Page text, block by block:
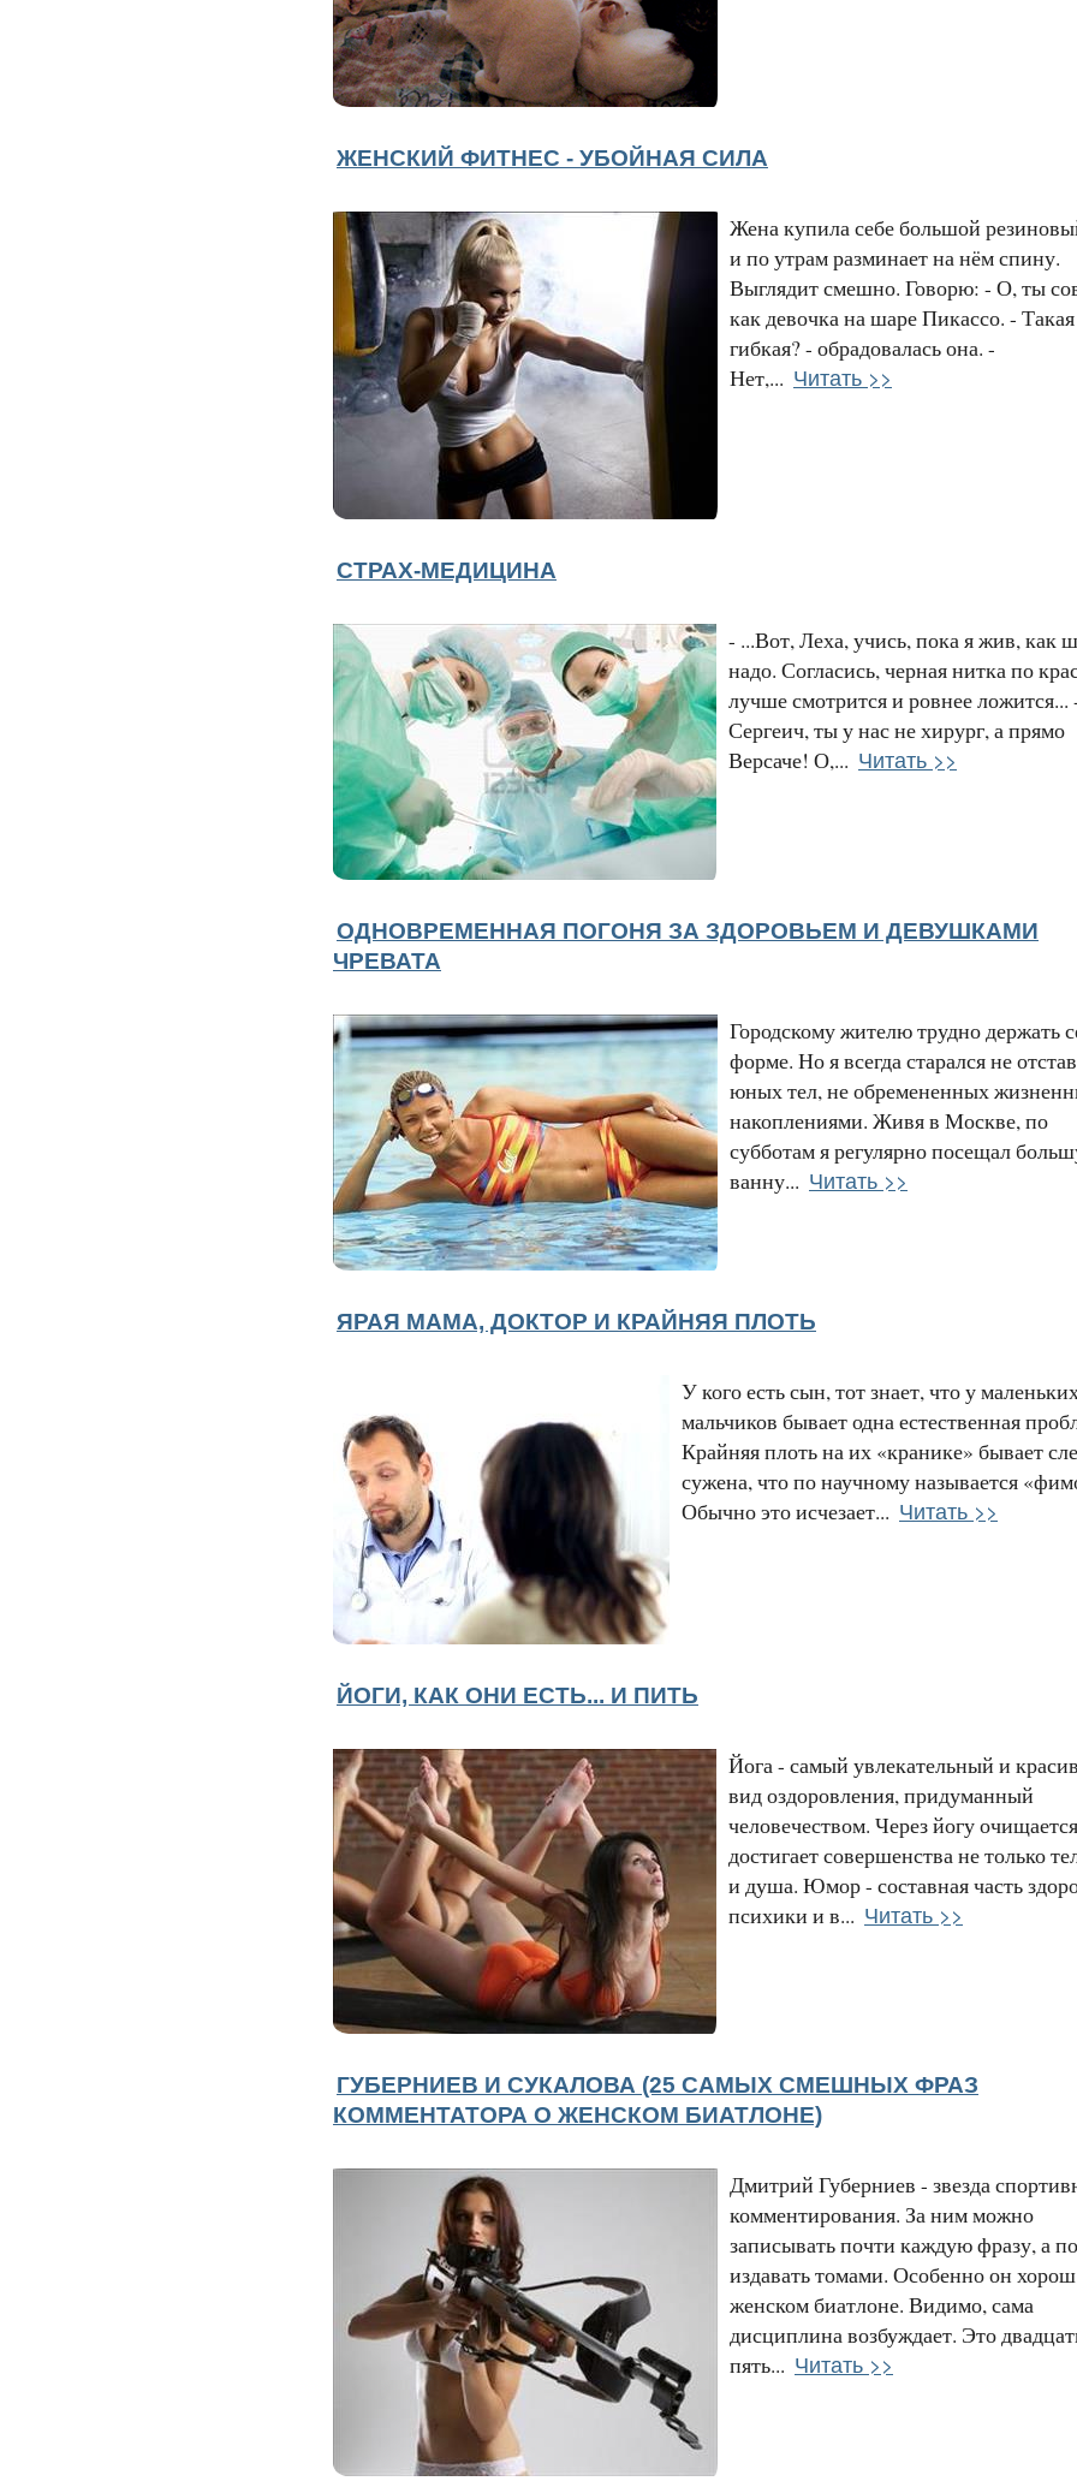
ЖЕНСКИЙ ФИТНЕС - УБОЙНАЯ СИЛА
Жена купила себе большой
и по утрам разминает на нём спину.
Выглядит смешно. Говорю: - О, ты
как девочка на шаре Пикассо. -
гибкая? - обрадовалась она. -
Нет,... Читать >>
СТРАХ-МЕДИЦИНА
- ...Вот, Леха, учись, пока я жив, как
надо. Согласись, черная нитка по
лучше смотрится и ровнее ложится...
Сергеич, ты у нас не хирург, а прямо
Версаче! О,... Читать >>
ОДНОВРЕМЕННАЯ ПОГОНЯ ЗА ЗДОРОВЬЕМ И ДЕВУШКАМИ
ЧРЕВАТА
Городскому жителю трудно держать
форме. Но я всегда старался не
юных тел, не обремененных
накоплениями. Живя в Москве, по
субботам я регулярно посещал
ванну... Читать >>
ЯРАЯ МАМА, ДОКТОР И КРАЙНЯЯ ПЛОТЬ
У кого есть сын, тот знает, что у
мальчиков бывает одна естественная
Крайняя плоть на их «кранике» бывает
сужена, что по научному называется
Обычно это исчезает... Читать >>
ЙОГИ, КАК ОНИ ЕСТЬ... И ПИТЬ
Йога - самый увлекательный и
вид оздоровления, придуманный
человечеством. Через йогу
достигает совершенства не только
и душа. Юмор - составная часть
психики и в... Читать >>
ГУБЕРНИЕВ И СУКАЛОВА (25 САМЫХ СМЕШНЫХ ФРАЗ
КОММЕНТАТОРА О ЖЕНСКОМ БИАТЛОНЕ)
Дмитрий Губерниев - звезда
комментирования. За ним можно
записывать почти каждую фразу, а
издавать томами. Особенно он
женском биатлоне. Видимо, сама
дисциплина возбуждает. Это
пять... Читать >>